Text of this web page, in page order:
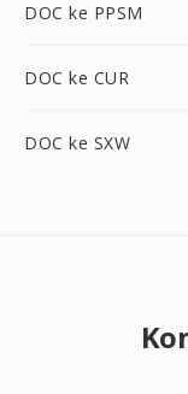
DOC ke PPSM
DOC ke CUR
DOC ke SXW